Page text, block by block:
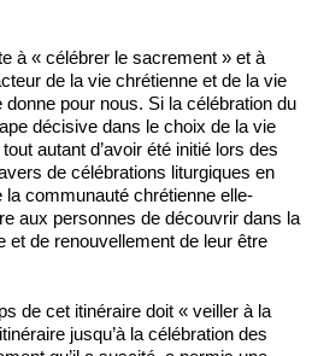
à « célébrer le sacrement » et à
de la vie chrétienne et de la vie
donne pour nous. Si la célébration du
décisive dans le choix de la vie
autant d’avoir été initié lors des
de célébrations liturgiques en
la communauté chrétienne elle-
aux personnes de découvrir dans la
et de renouvellement de leur être
de cet itinéraire doit « veiller à la
jusqu’à la célébration des